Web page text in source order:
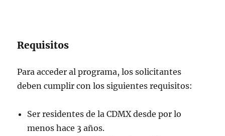
(@ClaraBrugadaM)May 16, 2025
Requisitos
Para acceder al programa, los solicitantes
deben cumplir con los siguientes requisitos:
Ser residentes de la CDMX desde por lo
menos hace 3 años.